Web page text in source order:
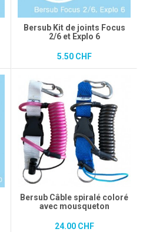
Bersub Kit de joints Focus
2/6 et Explo 6
5.50 CHF
Bersub Câble spiralé coloré
avec mousqueton
24.00 CHF